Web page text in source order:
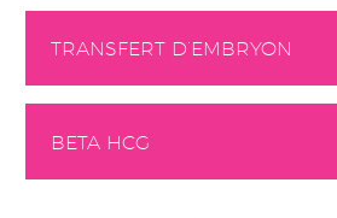
TRANSFERT D’EMBRYON
BETA HCG